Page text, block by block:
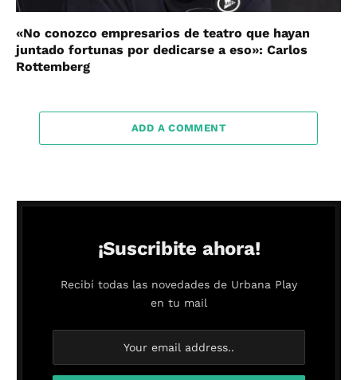
«No conozco empresarios de teatro que hayan
juntado fortunas por dedicarse a eso»: Carlos
Rottemberg
ADD A COMMENT
¡Suscribite ahora!
Recibí todas las novedades de Urbana Play
en tu mail